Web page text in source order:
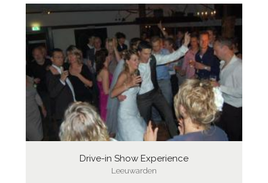
Drive-in Show Experience
Leeuwarden